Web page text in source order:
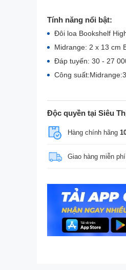
Tính năng nổi bật:
Đôi loa Bookshelf
Midrange: 2 x 13 cm
Đáp tuyến: 30 - 27
Công
Độc quyền tại Siêu
Hàng chính hãng
Giao hàng miễn